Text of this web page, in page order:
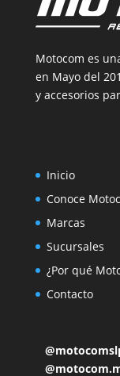
Motocom es
en Mayo del
y accesorios
Inicio
Conoce
Marcas
Sucursales
¿Por qué
Contacto